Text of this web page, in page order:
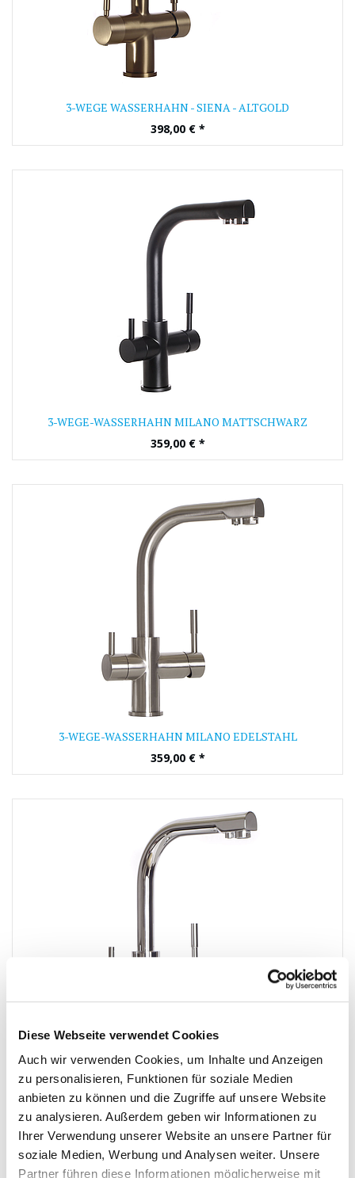
Diese Webseite verwendet Cookies
Auch wir verwenden Cookies, um Inhalte und Anzeigen
zu personalisieren, Funktionen für soziale Medien
anbieten zu können und die Zugriffe auf unsere Website
zu analysieren. Außerdem geben wir Informationen zu
Ihrer Verwendung unserer Website an unsere Partner für
soziale Medien, Werbung und Analysen weiter. Unsere
Partner führen diese Informationen möglicherweise mit
3-WEGE WASSERHAHN - SIENA - ALTGOLD
398,00€ *
3-WEGE-WASSERHAHN MILANO MATTSCHWARZ
359,00€ *
3-WEGE-WASSERHAHN MILANO EDELSTAHL
359,00€ *
359,00
€ *